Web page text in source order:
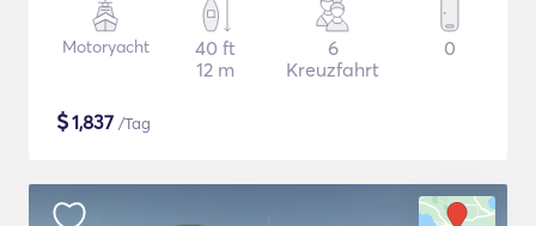
Motoryacht
40 ft
12 m
6
Kreuzfahrt
0
$1,837 /Tag